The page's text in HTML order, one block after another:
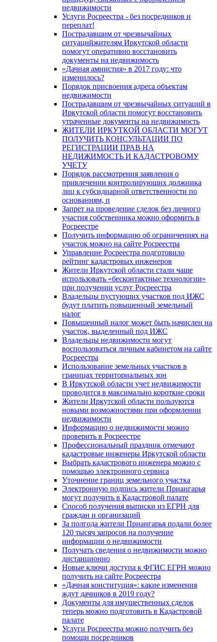
недвижимости
Услуги Росреестра - без посредников и
переплат!
Пострадавшим от чрезвычайных
ситуацийжителям Иркутской области
помогут оперативно восстановить
документы на недвижимость
«Дачная амнистия» в 2017 году: что
изменилось?
Порядок присвоения адреса объектам
недвижимости
Пострадавшим от чрезвычайных ситуаций в
Иркутской области помогут восстановить
утраченные документы на недвижимость
ЖИТЕЛИ ИРКУТКОЙ ОБЛАСТИ МОГУТ
ПОЛУЧИТЬ КОНСУЛЬТАЦИИ ПО
РЕГИСТРАЦИИ ПРАВ НА
НЕДИЖИМОСТЬ И КАДАСТРОВОМУ
УЧЕТУ
Порядок рассмотрения заявления о
привлечении контролирующих должника
лиц к субсидиарной ответственности по
основаниям, п
Запрет на проведение сделок без личного
участия собственника можно оформить в
Росреестре
Получить информацию об ограничениях на
участок можно на сайте Росреестра
Управление Росреестра подготовило
рейтинг кадастровых инженеров
Жители Иркутской области стали чаще
использовать «бесконтактные технологии»
при получении услуг Росреестра
Владельцы пустующих участков под ИЖС
будут платить повышенный земельный
налог
Повышенный налог может быть начислен на
участок, выделенный под ИЖС
Владельцы недвижимости могут
воспользоваться личным кабинетом на сайте
Росреестра
Использование земельных участков в
границах территориальных зон
В Иркутской области учет недвижимости
проводится в максимально короткие сроки
Жители Иркутской области пользуются
новыми возможностями при оформлении
недвижимости
Информацию о недвижимости можно
проверить в Росреестре
Профессиональный праздник отмечают
кадастровые инженеры Иркутской области
Выбрать кадастрового инженера можно с
помощью электронного сервиса
Уточнение границ земельного участка
Электронную подпись жители Приангарья
могут получить в Кадастровой палате
Способ получения выписки из ЕГРН для
граждан и организаций
За полгода жители Приангарья подали более
120 тысяч запросов на получение
информации о недвижимости
Получать сведения о недвижимости можно
дистанционно
Новые ключи доступа к ФГИС ЕГРН можно
получить на сайте Росреестра
«Дачная конституция»: какие изменения
ждут дачников в 2019 году?
Документы для имущественных сделок
теперь можно подготовить в Кадастровой
палате
Услуги Росреестра можно получить без
помощи посредников